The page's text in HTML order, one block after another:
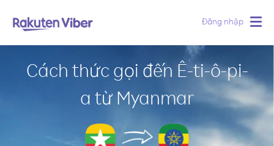
Đăng nhập
Cách thức gọi đến Ê-ti-ô-pi-
a từ Myanmar